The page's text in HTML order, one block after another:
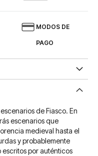
MODOS DE
PAGO
de Fiasco. En
escenarios que
medieval hasta el
y probablemente
escritos por auténticos